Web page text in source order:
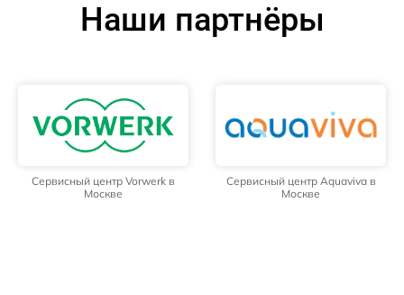
Наши партнёры
Сервисный центр Vorwerk в
Москве
Сервисный центр Aquaviva в
Москве